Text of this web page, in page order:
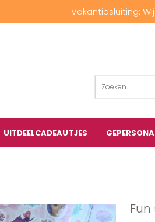
Vakantiesluiting:
UITDEELCADEAUTJES